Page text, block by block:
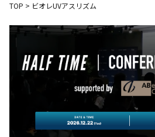
TOP > ビオレUVアスリズム